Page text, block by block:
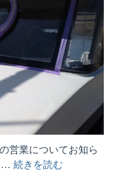
営業についてお知ら
… 続きを読む